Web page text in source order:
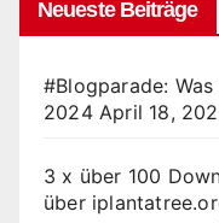
Neueste Beiträge
#Blogparade:
2024 April 18,
3 x über 100
über